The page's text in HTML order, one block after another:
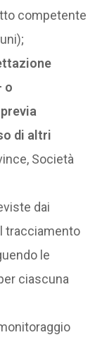
competente
o
di altri
Società
dai
tracciamento
le
ciascuna